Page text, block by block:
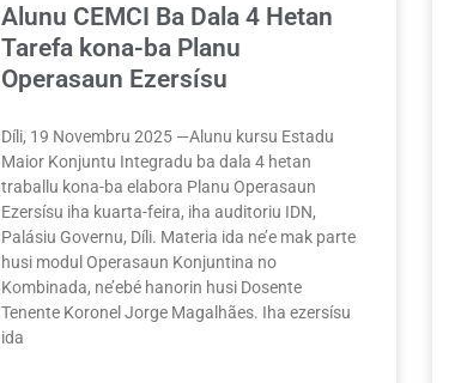
Alunu CEMCI Ba Dala 4 Hetan
Tarefa kona-ba Planu
Operasaun Ezersísu
Díli, 19 Novembru 2025 —Alunu kursu Estadu
Maior Konjuntu Integradu ba dala 4 hetan
traballu kona-ba elabora Planu Operasaun
Ezersísu iha kuarta-feira, iha auditoriu IDN,
Palásiu Governu, Díli. Materia ida ne’e mak parte
husi modul Operasaun Konjuntina no
Kombinada, ne’ebé hanorin husi Dosente
Tenente Koronel Jorge Magalhães. Iha ezersísu
ida